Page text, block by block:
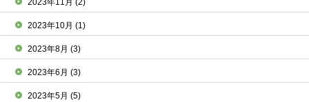
2023年11月(2)
2023年10月(1)
2023年8月(3)
2023年6月(3)
2023年5月(5)